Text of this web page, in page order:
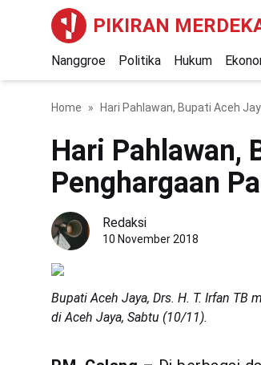
PIKIRAN
Nanggroe Politika Hukum
Home Hari Pahlawan, Bupati Aceh
Hari Pahlawan,
Penghargaan
Redaksi
10 November 2018
Bupati Aceh Jaya, Drs. H. T. Irfan TB
di Aceh Jaya, Sabtu (10/11).